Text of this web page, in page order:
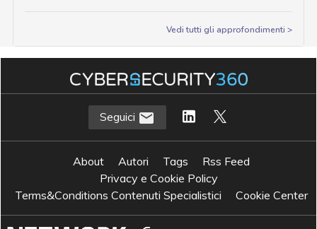
Vedi tutti gli approfondimenti >
Seguici
About Autori Tags
Rss Feed
Privacy e Cookie Policy
Terms&Conditions Contenuti Specialistici
Cookie Center